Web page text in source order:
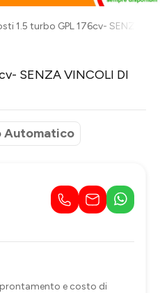
1.5 turbo GPL 176cv- SENZA
SENZA VINCOLI DI
Automatico
e costo di